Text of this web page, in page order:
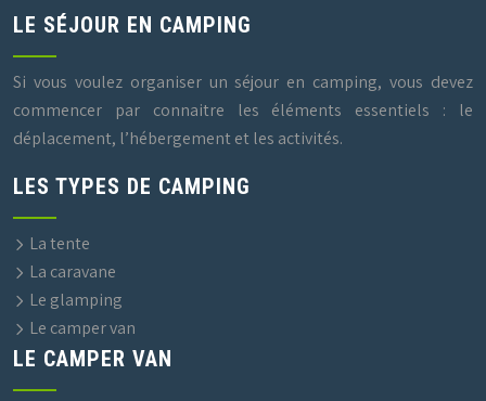
LE SÉJOUR EN CAMPING
Si vous voulez organiser un séjour en camping, vous devez
commencer par connaitre les éléments essentiels : le
déplacement, l’hébergement et les activités.
LES TYPES DE CAMPING
La tente
La caravane
Le glamping
Le camper van
LE CAMPER VAN